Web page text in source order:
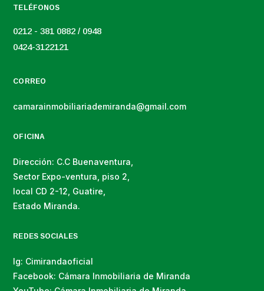
TELÉFONOS
0212 - 381 0882 / 0948
0424-3122121
CORREO
camarainmobiliariademiranda@gmail.com
OFICINA
Dirección: C.C Buenaventura,
Sector Expo-ventura, piso 2,
local CD 2-12, Guatire,
Estado Miranda.
REDES SOCIALES
Ig: Cimirandaoficial
Facebook: Cámara Inmobiliaria de Miranda